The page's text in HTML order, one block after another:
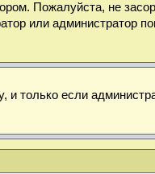
Пожалуйста, не
или администратор
и только если